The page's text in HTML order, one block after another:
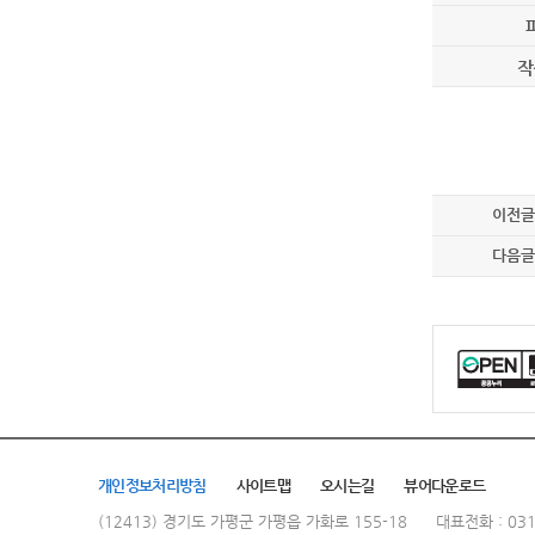
이전글
다음글
개인정보처리방침 사이트맵 오시는길
뷰어다운로드
(12413) 경기도 가평군 가평읍 가화로 155-18
대표전화 :